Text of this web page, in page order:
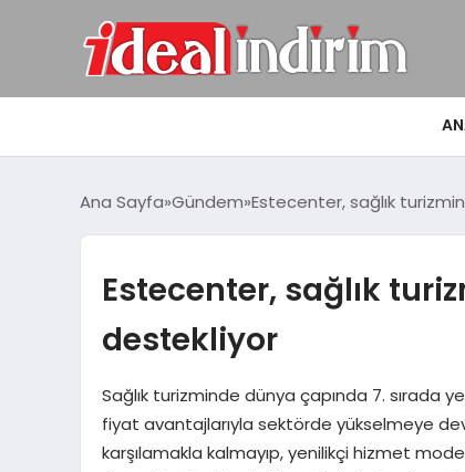
Ana Sayfa Gündem Estecenter, sağlık
Estecenter, sağlık
destekliyor
Sağlık turizminde dünya çapında 7. sırada
fiyat avantajlarıyla sektörde yükselmeye
karşılamakla kalmayıp, yenilikçi hizmet